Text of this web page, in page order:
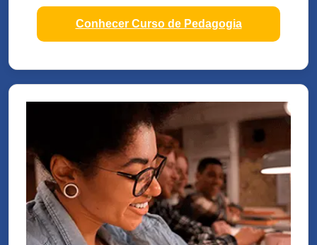
Conhecer Curso de Pedagogia